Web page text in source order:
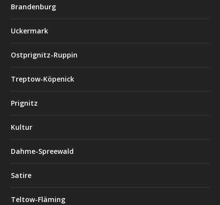
Brandenburg
Uckermark
Ostprignitz-Ruppin
Treptow-Köpenick
Prignitz
Kultur
Dahme-Spreewald
Satire
Teltow-Fläming